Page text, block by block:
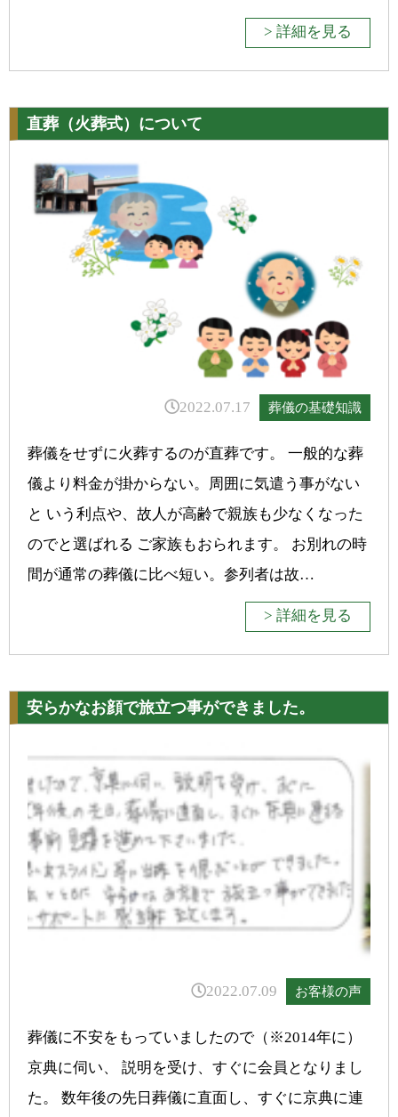
> 詳細を見る
直葬（火葬式）について
2022.07.17 葬儀の基礎知識
葬儀をせずに火葬するのが直葬です。 一般的な葬
儀より料金が掛からない。周囲に気遣う事がない
と いう利点や、故人が高齢で親族も少なくなった
のでと選ばれる ご家族もおられます。 お別れの時
間が通常の葬儀に比べ短い。参列者は故…
> 詳細を見る
安らかなお顔で旅立つ事ができました。
2022.07.09 お客様の声
葬儀に不安をもっていましたので（※2014年に）
京典に伺い、 説明を受け、すぐに会員となりまし
た。 数年後の先日葬儀に直面し、すぐに京典に連